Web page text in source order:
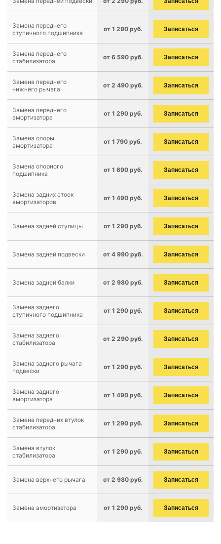
Замена переднего
ступичного подшипника
от 1 290 руб. Записаться
Замена переднего
стабилизатора
от 6 590 руб. Записаться
Замена переднего
нижнего рычага
от 2 490 руб. Записаться
Замена переднего
амортизатора
от 1 290 руб. Записаться
Замена опоры
амортизатора
от 1 790 руб. Записаться
Замена опорного
подшипника
от 1 690 руб. Записаться
Замена задних стоек
амортизаторов
от 1 490 руб. Записаться
Замена задней ступицы от 1 290 руб. Записаться
Замена задней подвески от 4 990 руб. Записаться
Замена задней балки от 2 980 руб. Записаться
Замена заднего
ступичного подшипника
от 1 290 руб. Записаться
Замена заднего
стабилизатора
от 2 290 руб. Записаться
Замена заднего рычага
подвески
от 1 290 руб. Записаться
Замена заднего
амортизатора
от 1 490 руб. Записаться
Замена передних втулок
стабилизатора
от 1 290 руб. Записаться
Замена втулок
стабилизатора
от 1 290 руб. Записаться
Замена верхнего рычага от 2 980 руб. Записаться
Замена амортизатора от 1 290 руб. Записаться